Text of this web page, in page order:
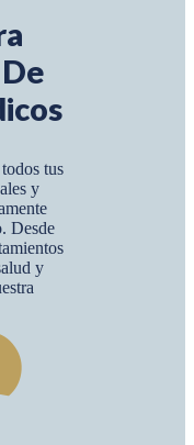
tus
y
Desde
y